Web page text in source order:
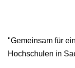
"Gemeinsam für
Hochschulen in